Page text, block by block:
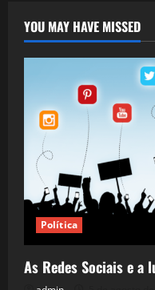
YOU MAY HAVE MISSED
Política
As Redes Sociais e a